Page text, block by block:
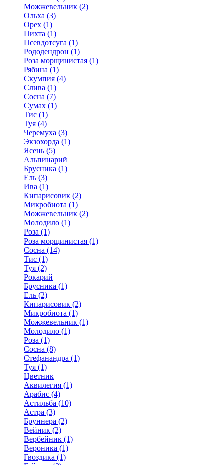
Можжевельник (2)
Ольха (3)
Орех (1)
Пихта (1)
Псевдотсуга (1)
Рододендрон (1)
Роза морщинистая (1)
Рябина (1)
Скумпия (4)
Слива (1)
Сосна (7)
Сумах (1)
Тис (1)
Туя (4)
Черемуха (3)
Экзохорда (1)
Ясень (5)
Альпинарий
Брусника (1)
Ель (3)
Ива (1)
Кипарисовик (2)
Микробиота (1)
Можжевельник (2)
Молодило (1)
Роза (1)
Роза морщинистая (1)
Сосна (14)
Тис (1)
Туя (2)
Рокарий
Брусника (1)
Ель (2)
Кипарисовик (2)
Микробиота (1)
Можжевельник (1)
Молодило (1)
Роза (1)
Сосна (8)
Стефанандра (1)
Туя (1)
Цветник
Аквилегия (1)
Арабис (4)
Астильба (10)
Астра (3)
Бруннера (2)
Вейник (2)
Вербейник (1)
Вероника (1)
Гвоздика (1)